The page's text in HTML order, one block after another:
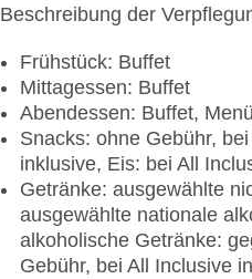
Beschreibung der
Frühstück: Buffet
Mittagessen: Buffet
Abendessen: Buffet,
Snacks: ohne Gebühr,
inklusive, Eis: bei All
Getränke: ausgewählte
ausgewählte nationale
alkoholische Getränke:
Gebühr, bei All Inclusive